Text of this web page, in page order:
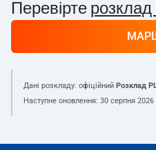
Перевірте розклад
Дані розкладу: офіційний Розклад
Наступне оновлення: 30 серпня 2026